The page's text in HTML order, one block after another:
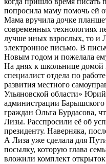
попросила маму помочь ей
Мама вручила дочке
современных технологиях
лучше иных взрослых, то и
электронное письмо. В
Новым годом и пожелала
На днях к школьнице домой
специалист отдела по
развития местного
Ульяновской области»
администрации
граждан Ольга Бурдасова,
Лизы. Расспросили её об
президенту. Наверняка,
А Лиза уже сделала для
посылку, которую глава
вложили комплект